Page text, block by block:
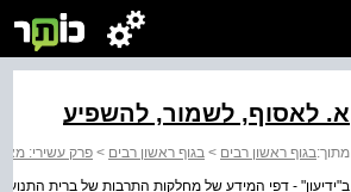
א. לאסוף, לשמור, להשפיע
מתוך:בגוף ראשון רבים > בגוף ראשון רבים > פרק עשירי: